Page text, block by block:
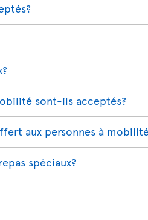
sont-ils acceptés?
aux personnes à
spéciaux?